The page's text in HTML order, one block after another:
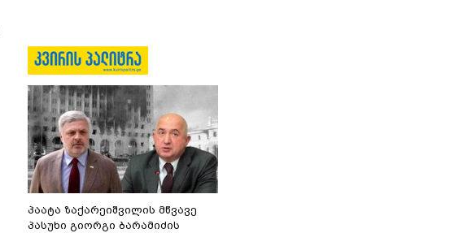
პაატა ზაქარეიშვილის მწვავე
პასუხი გიორგი ბარამიძის